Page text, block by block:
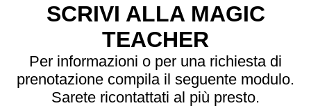
SCRIVI ALLA MAGIC
TEACHER
Per informazioni o per una richiesta di
prenotazione compila il seguente modulo.
Sarete ricontattati al più presto.